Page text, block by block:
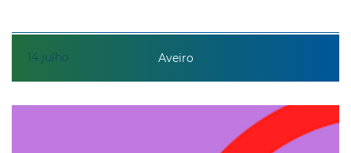
14 julho Aveiro